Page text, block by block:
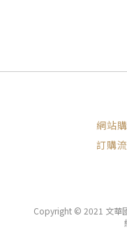
網站
訂購
Copyright © 2021 文華